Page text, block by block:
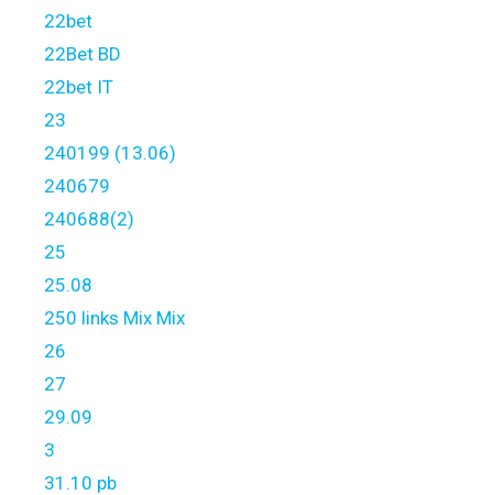
22bet
22Bet BD
22bet IT
23
240199 (13.06)
240679
240688(2)
25
25.08
250 links Mix Mix
26
27
29.09
3
31.10 pb